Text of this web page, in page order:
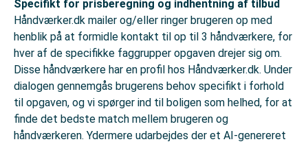
Specifikt for prisberegning og indhentning af tilbud
Håndværker.dk mailer og/eller ringer brugeren op med
henblik på at formidle kontakt til op til 3 håndværkere, for
hver af de specifikke faggrupper opgaven drejer sig om.
Disse håndværkere har en profil hos Håndværker.dk. Under
dialogen gennemgås brugerens behov specifikt i forhold
til opgaven, og vi spørger ind til boligen som helhed, for at
finde det bedste match mellem brugeren og
håndværkeren. Ydermere udarbejdes der et AI-genereret